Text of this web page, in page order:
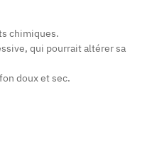
chimiques.
qui pourrait altérer sa
doux et sec.